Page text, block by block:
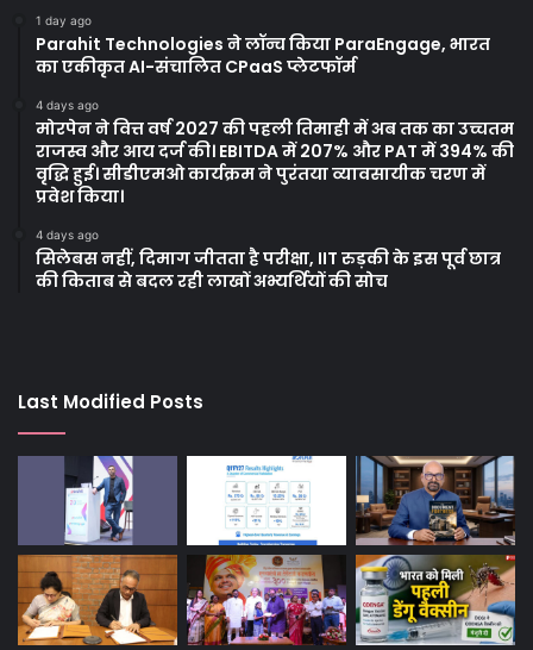
1 day ago
Parahit Technologies ने लॉन्च किया ParaEngage, भारत
का एकीकृत AI-संचालित CPaaS प्लेटफॉर्म
4 days ago
मोरपेन ने वित्त वर्ष 2027 की पहली तिमाही में अब तक का उच्चतम
राजस्व और आय दर्ज की। EBITDA में 207% और PAT में 394% की
वृद्धि हुई। सीडीएमओ कार्यक्रम ने पुरंतया व्यावसायीक चरण में
प्रवेश किया।
4 days ago
सिलेबस नहीं, दिमाग जीतता है परीक्षा, IIT रुड़की के इस पूर्व छात्र
की किताब से बदल रही लाखों अभ्यर्थियों की सोच
Last Modified Posts